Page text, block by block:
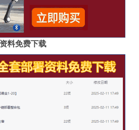
料免费下载